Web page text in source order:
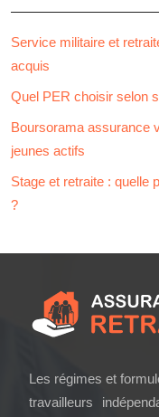
Service militaire et
acquis
Quel PER choisir selon
Boursorama assurance
jeunes actifs
Stage et retraite : quelle
?
Les régimes et
travailleurs